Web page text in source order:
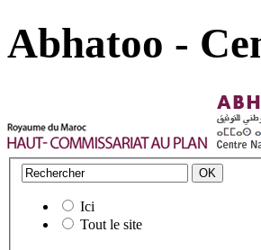
Abhatoo -
Ici
Tout le site